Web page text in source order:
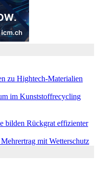
zu Hightech-Materialien
im Kunststoffrecycling
bilden Rückgrat effizienter
mit Wetterschutz